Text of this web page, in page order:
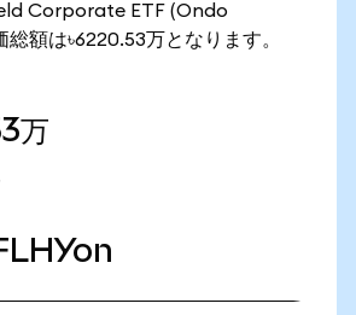
Corporate ETF (Ondo
額は৳6220.53万となります。
万